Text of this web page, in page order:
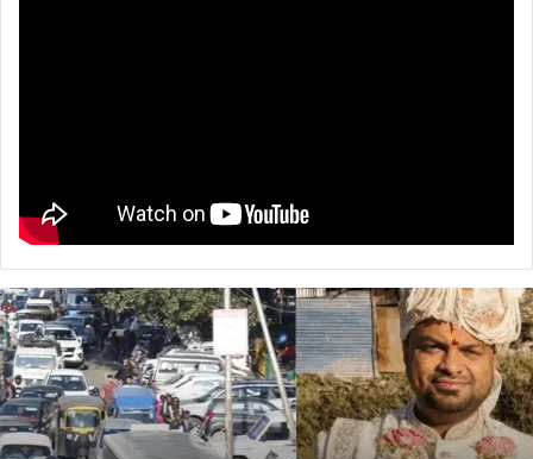
सचिवालय
के
कार्मिक
पर
सरकारी
शिक्षिका
पत्नी